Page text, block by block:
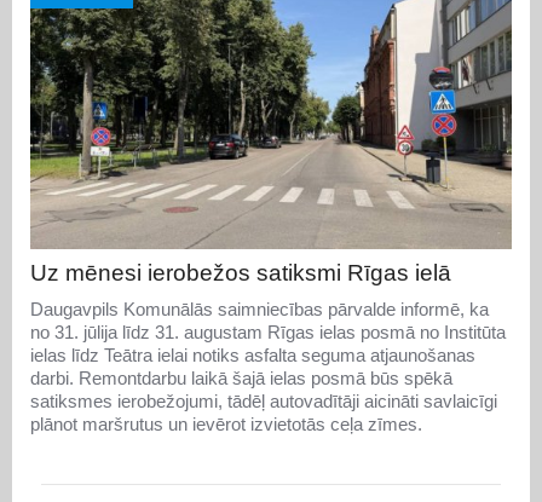
Uz mēnesi ierobežos satiksmi Rīgas ielā
Daugavpils Komunālās saimniecības pārvalde informē, ka
no 31. jūlija līdz 31. augustam Rīgas ielas posmā no Institūta
ielas līdz Teātra ielai notiks asfalta seguma atjaunošanas
darbi. Remontdarbu laikā šajā ielas posmā būs spēkā
satiksmes ierobežojumi, tādēļ autovadītāji aicināti savlaicīgi
plānot maršrutus un ievērot izvietotās ceļa zīmes.